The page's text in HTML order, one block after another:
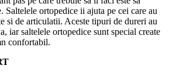
Saltelele ortopedice ii ajuta pe cei care au
si de articulatii. Aceste tipuri de dureri au
iar saltelele ortopedice sunt special create
confortabil.